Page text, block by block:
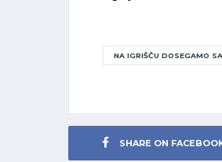
NA IGRIŠČU DOSEGAMO
SHARE ON